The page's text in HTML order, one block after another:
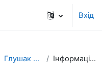
Вхід
Глушак Оксана Михайлівна Інформаційні технології та ТЗН